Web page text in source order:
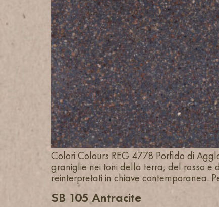
Colori Colours REG 4778 Porfido di
graniglie nei toni della terra, del rosso e
reinterpretati in chiave contemporanea.
SB 105 Antracite